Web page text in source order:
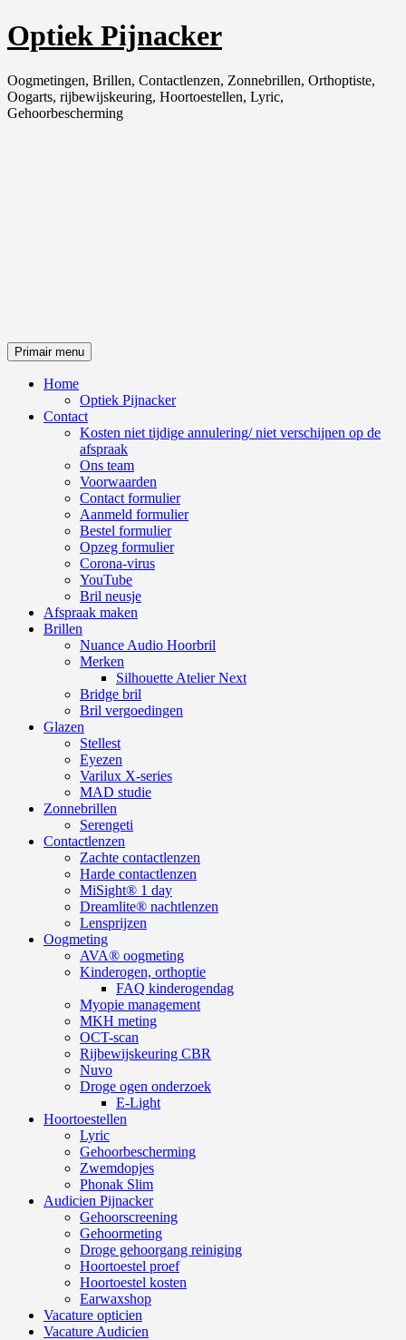
Ga
naar
inhoud
Optiek Pijnacker
Oogmetingen, Brillen, Contactlenzen, Zonnebrillen, Orthoptiste,
Oogarts, rijbewijskeuring, Hoortoestellen, Lyric,
Gehoorbescherming
Primair menu
Home
Optiek Pijnacker
Contact
Kosten niet tijdige annulering/ niet verschijnen op de
afspraak
Ons team
Voorwaarden
Contact formulier
Aanmeld formulier
Bestel formulier
Opzeg formulier
Corona-virus
YouTube
Bril neusje
Afspraak maken
Brillen
Nuance Audio Hoorbril
Merken
Silhouette Atelier Next
Bridge bril
Bril vergoedingen
Glazen
Stellest
Eyezen
Varilux X-series
MAD studie
Zonnebrillen
Serengeti
Contactlenzen
Zachte contactlenzen
Harde contactlenzen
MiSight® 1 day
Dreamlite® nachtlenzen
Lensprijzen
Oogmeting
AVA® oogmeting
Kinderogen, orthoptie
FAQ kinderogendag
Myopie management
MKH meting
OCT-scan
Rijbewijskeuring CBR
Nuvo
Droge ogen onderzoek
E-Light
Hoortoestellen
Lyric
Gehoorbescherming
Zwemdopjes
Phonak Slim
Audicien Pijnacker
Gehoorscreening
Gehoormeting
Droge gehoorgang reiniging
Hoortoestel proef
Hoortoestel kosten
Earwaxshop
Vacature opticien
Vacature Audicien